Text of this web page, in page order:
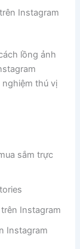
Instagram
lồng ảnh
thú vị
sắm trực
Instagram
Instagram